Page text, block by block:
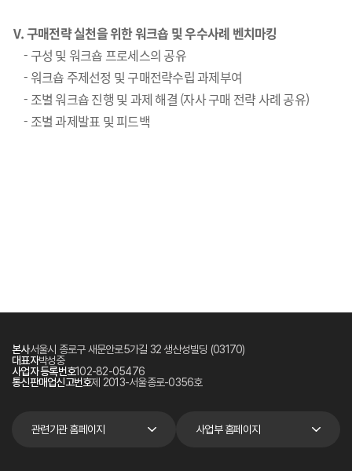
V.구매전략 실천을 위한 워크숍 및 우수사례 벤치마킹
- 구성 및 워크숍 프로세스의 공유
- 워크숍 주제선정 및 구매전략수립 과제부여
- 조별 워크숍 진행 및 과제 해결 (자사 구매 전략 사례 공유)
- 조별 과제발표 및 피드백
본사서울시 종로구 새문안로5가길 32 생산성빌딩 (03170)
대표자박성중
사업자 등록번호102-82-05476
통신판매업신고번호제 2013-서울종로-0356호
관련기관 홈페이지 사업부 홈페이지